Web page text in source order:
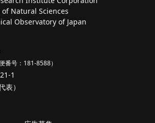
Natural Sciences
Observatory of Japan
番号：181-8588）
1
表）